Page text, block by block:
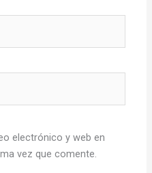
electrónico y web en
vez que comente.